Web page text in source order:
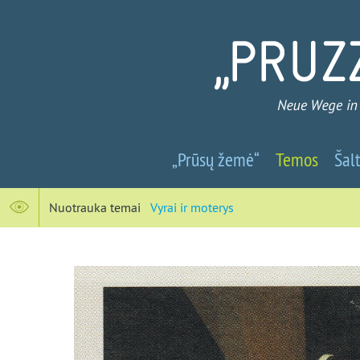
žemė
-
Nauji
keliai
į
„Prūsų žemė“ Temos
Nuotrauka temai Vyrai ir moterys